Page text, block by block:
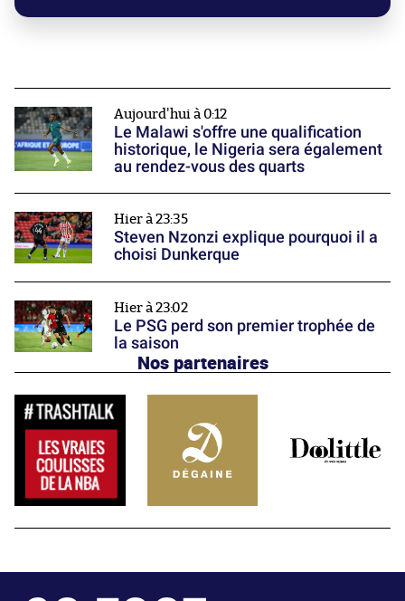
Aujourd'hui à 0:12
Le Malawi s'offre une qualification
historique, le Nigeria sera également
au rendez-vous des quarts
Hier à 23:35
Steven Nzonzi explique pourquoi il a
choisi Dunkerque
Hier à 23:02
Le PSG perd son premier trophée de
la saison
Nos partenaires